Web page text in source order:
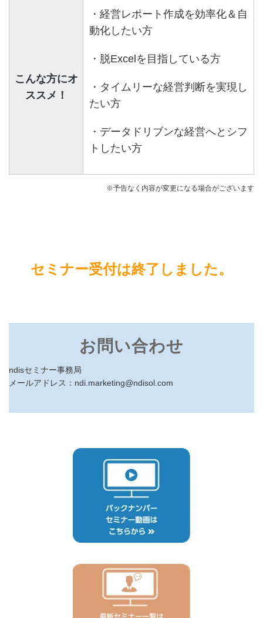
こんな方にオ
ススメ！
・経営レポート作成を効率化＆自
動化したい方
・脱Excelを目指している方
・タイムリーな経営判断を実現し
たい方
・データドリブンな経営へとシフ
トしたい方
※予告なく内容が変更になる場合がございます
セミナー受付は終了しました。
お問い合わせ
ndisセミナー事務局
メールアドレス：ndi.marketing@ndisol.com